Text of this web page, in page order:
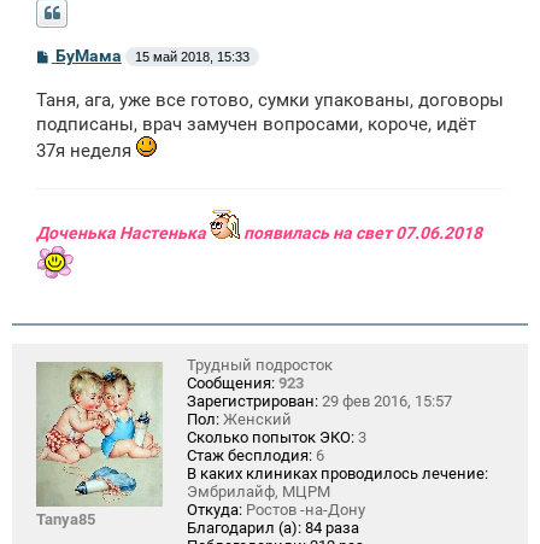
С
б
щ
е
н
БуМама 15 май 2018, 15:33
Таня, ага, уже все готово, сумки упакованы, договоры
подписаны, врач замучен вопросами, короче, идёт
37я неделя
Доченька Настенька появилась на свет 07.06.2018
Tanya85
Трудный подросток
Сообщения: 923
Зарегистрирован: 29 фев 2016, 15:57
Пол: Женский
Сколько попыток ЭКО: 3
Стаж бесплодия: 6
В каких клиниках проводилось лечение:
Эмбрилайф, МЦРМ
Откуда: Ростов -на-Дону
Благодарил (а): 84 раза